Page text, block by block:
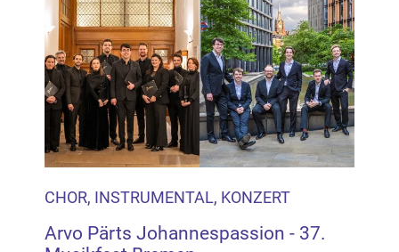
CHOR, INSTRUMENTAL, KONZERT
Arvo Pärts Johannespassion - 37.